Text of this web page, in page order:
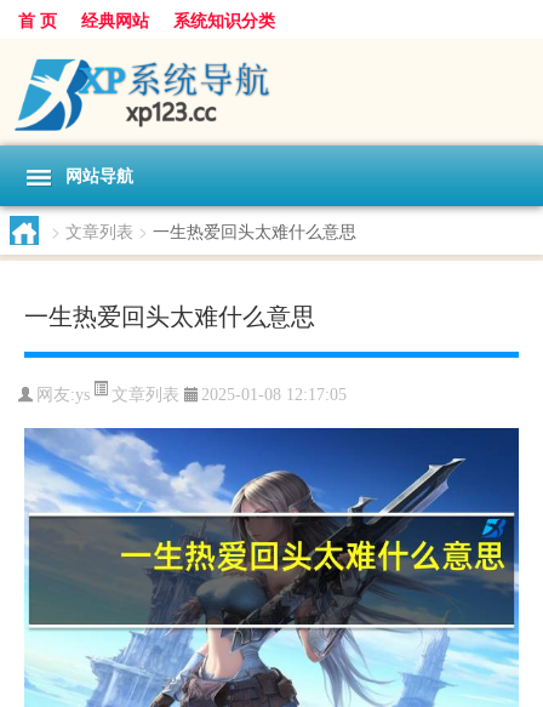
首 页 经典网站 系统知识分类
网站导航
> 文章列表 > 一生热爱回头太难什么意思
一生热爱回头太难什么意思
网友:ys 文章列表 2025-01-08 12:17:05